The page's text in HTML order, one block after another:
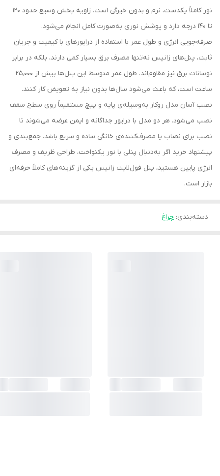
نور کاملاً یکدست، نرم و بدون خیرگی است. زاویه پخش وسیع حدود ۱۲۰
تا ۱۴۰ درجه دارد و پوشش نوری به‌صورت کامل انجام می‌شود.
صرفه‌جویی انرژی و طول عمر با استفاده از درایورهای با کیفیت و جریان
ثابت، پنل‌های زانیس نه‌تنها مصرف برق بسیار کمی دارند، بلکه در برابر
نوسانات برق نیز مقاوم‌اند. طول عمر متوسط این پنل‌ها بیش از ۲۵٬۰۰۰
ساعت است، که باعث می‌شود سال‌ها بدون نیاز به تعویض کار کنند.
نصب آسان مدل روکار به‌وسیله‌ی پایه و پیچ مستقیماً روی سطح سقف
نصب می‌شود. هر دو مدل با درایور جداگانه و ایمن عرضه می‌شوند تا
نصب برای نصاب یا مصرف‌کننده‌ی خانگی ساده و سریع باشد. جمع‌بندی و
پیشنهاد خرید اگر به‌دنبال پنلی با نور یکنواخت، طراحی ظریف و مصرف
انرژی پایین هستید، پنل فول‌لایت زانیس یکی از گزینه‌های کاملاً حرفه‌ای
بازار است.
دسته‌بندی: چراغ